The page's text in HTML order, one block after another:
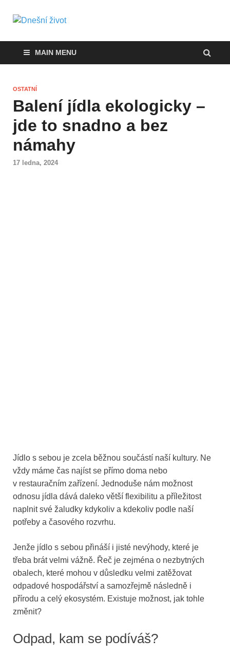
Dnešní život
současnosti
MAIN MENU
OSTATNÍ
Balení jídla ekologicky –
jde to snadno a bez
námahy
17 ledna, 2024
Jídlo s sebou je zcela běžnou součástí naší kultury. Ne
vždy máme čas najíst se přímo doma nebo
v restauračním zařízení. Jednoduše nám možnost
odnosu jídla dává daleko větší flexibilitu a příležitost
naplnit své žaludky kdykoliv a kdekoliv podle naší
potřeby a časového rozvrhu.
Jenže jídlo s sebou přináší i jisté nevýhody, které je
třeba brát velmi vážně. Řeč je zejména o nezbytných
obalech, které mohou v důsledku velmi zatěžovat
odpadové hospodářství a samozřejmě následně i
přírodu a celý ekosystém. Existuje možnost, jak tohle
změnit?
Odpad, kam se podíváš?